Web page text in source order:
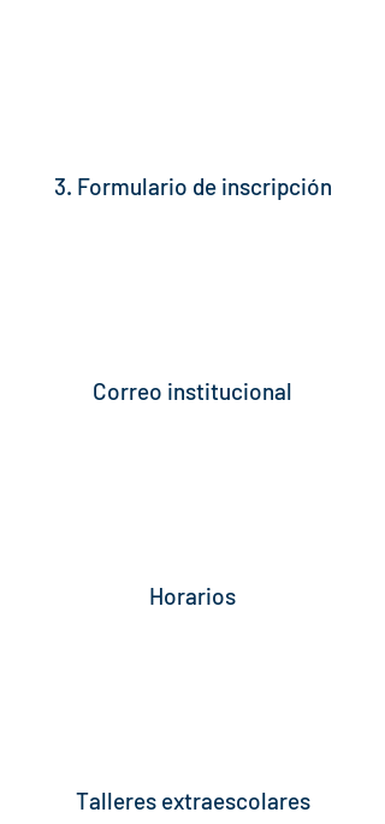
3. Formulario de inscripción
Correo institucional
Horarios
Talleres extraescolares